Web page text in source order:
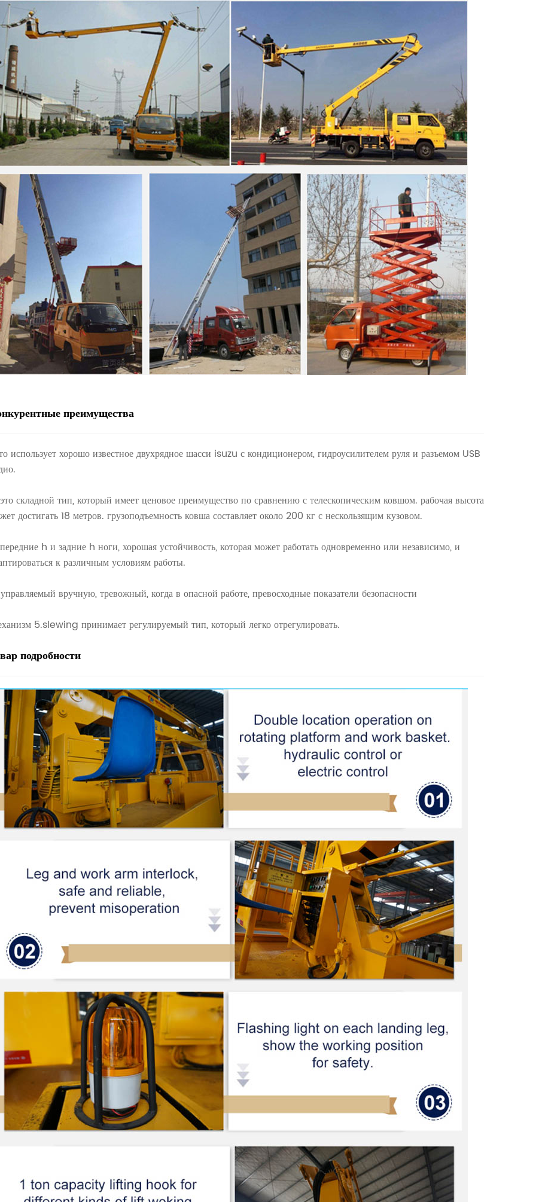
преимущества
использует хорошо известное двухрядное шасси isuzu с кондиционером, гидроусилителем руля и разъемом USB
складной тип, который имеет ценовое преимущество по сравнению с телескопическим ковшом. рабочая высота
достигать 18 метров. грузоподъемность ковша составляет около 200 кг с нескользящим кузовом.
h и задние h ноги, хорошая устойчивость, которая может работать одновременно или независимо, и
к различным условиям работы.
вручную, тревожный, когда в опасной работе, превосходные показатели безопасности
5.slewing принимает регулируемый тип, который легко отрегулировать.
подробности